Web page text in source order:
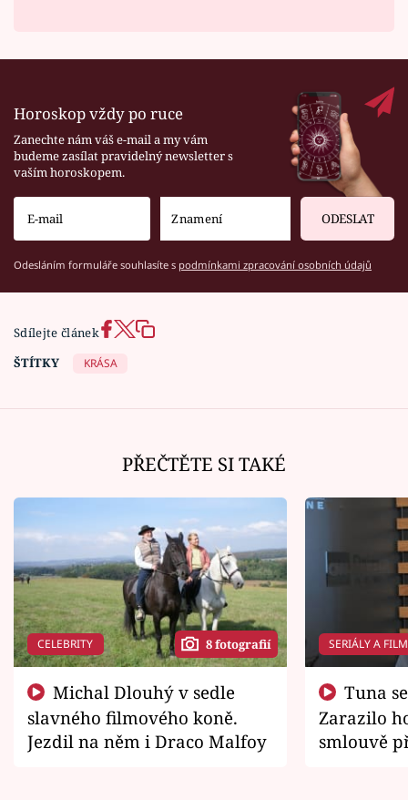
Horoskop vždy po ruce
Zanechte nám váš e-mail a my vám
budeme zasílat pravidelný newsletter s
vaším horoskopem.
ODESLAT
Odesláním formuláře souhlasíte s podmínkami zpracování osobních údajů
Sdílejte článek
ŠTÍTKY
KRÁSA
PŘEČTĚTE SI TAKÉ
CELEBRITY 8 fotografií
slavného filmového koně.
Jezdil na něm i Draco Malfoy
SERIÁLY A
Zarazilo
smlouvě